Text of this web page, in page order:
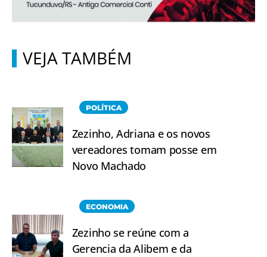
VEJA TAMBÉM
POLÍTICA
Zezinho, Adriana e os novos
vereadores tomam posse em
Novo Machado
ECONOMIA
Zezinho se reúne com a
Gerencia da Alibem e da